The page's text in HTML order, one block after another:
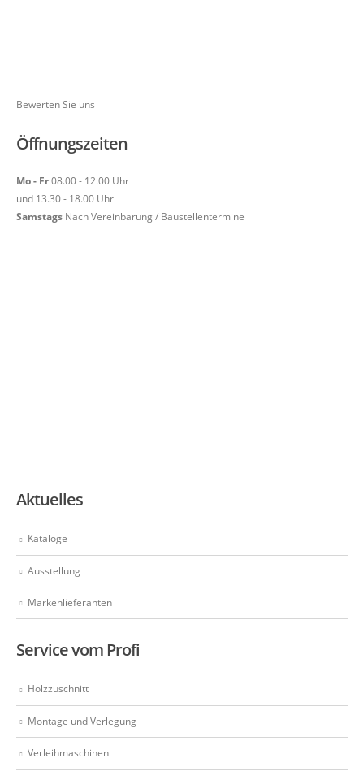
Bewerten Sie uns
Öffnungszeiten
Mo - Fr08.00 - 12.00 Uhr
und 13.30 - 18.00 Uhr
Samstags Nach Vereinbarung / Baustellentermine
Aktuelles
Kataloge
Ausstellung
Markenlieferanten
Service vom Profi
Holzzuschnitt
Montage und Verlegung
Verleihmaschinen